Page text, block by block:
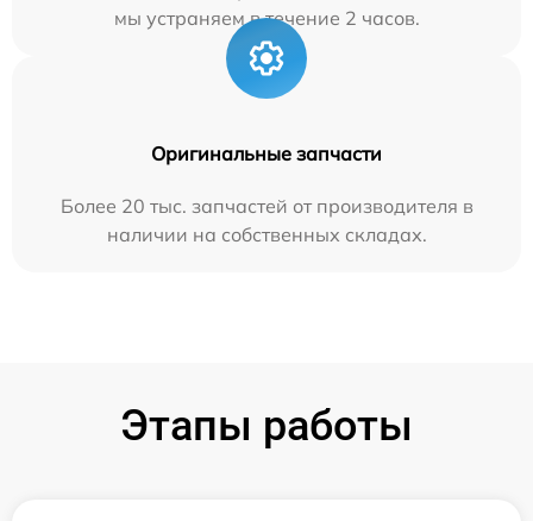
мы устраняем в течение 2 часов.
Оригинальные запчасти
Более 20 тыс. запчастей от производителя в
наличии на собственных складах.
Этапы работы